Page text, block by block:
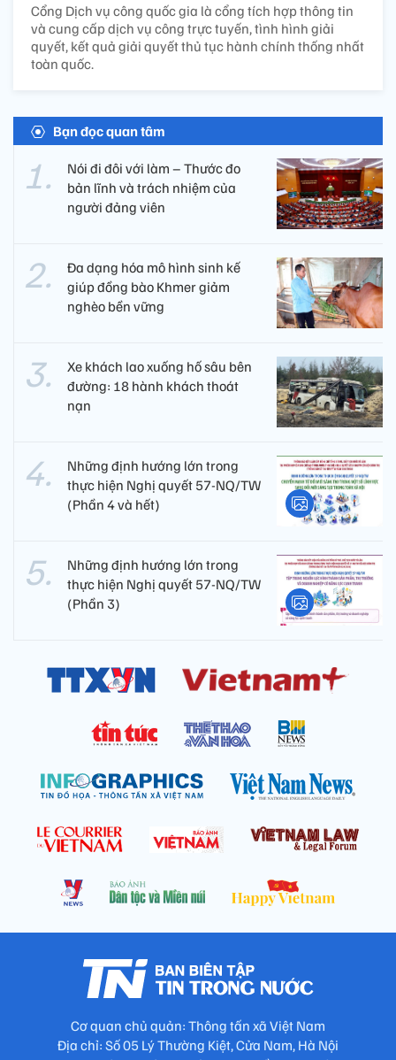
Cổng Dịch vụ công quốc gia là cổng tích hợp thông tin
và cung cấp dịch vụ công trực tuyến, tình hình giải
quyết, kết quả giải quyết thủ tục hành chính thống nhất
toàn quốc.
Bạn đọc quan tâm
Nói đi đôi với làm – Thước đo
bản lĩnh và trách nhiệm của
người đảng viên​
Đa dạng hóa mô hình sinh kế
giúp đồng bào Khmer giảm
nghèo bền vững
Xe khách lao xuống hố sâu bên
đường: 18 hành khách thoát
nạn
Những định hướng lớn trong
thực hiện Nghị quyết 57-NQ/TW
(Phần 4 và hết)
Những định hướng lớn trong
thực hiện Nghị quyết 57-NQ/TW
(Phần 3)
Cơ quan chủ quản: Thông tấn xã Việt Nam
Địa chỉ: Số 05 Lý Thường Kiệt, Cửa Nam, Hà Nội